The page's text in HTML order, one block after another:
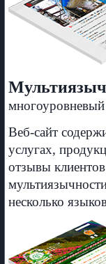
Веб-сайт
услугах,
отзывы
несколько